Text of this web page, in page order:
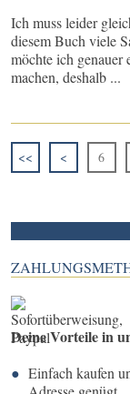
Ich muss leider
diesem Buch viele
möchte ich
machen, deshalb ...
<< < 6
Deine Vorteile in
Einfach kaufen